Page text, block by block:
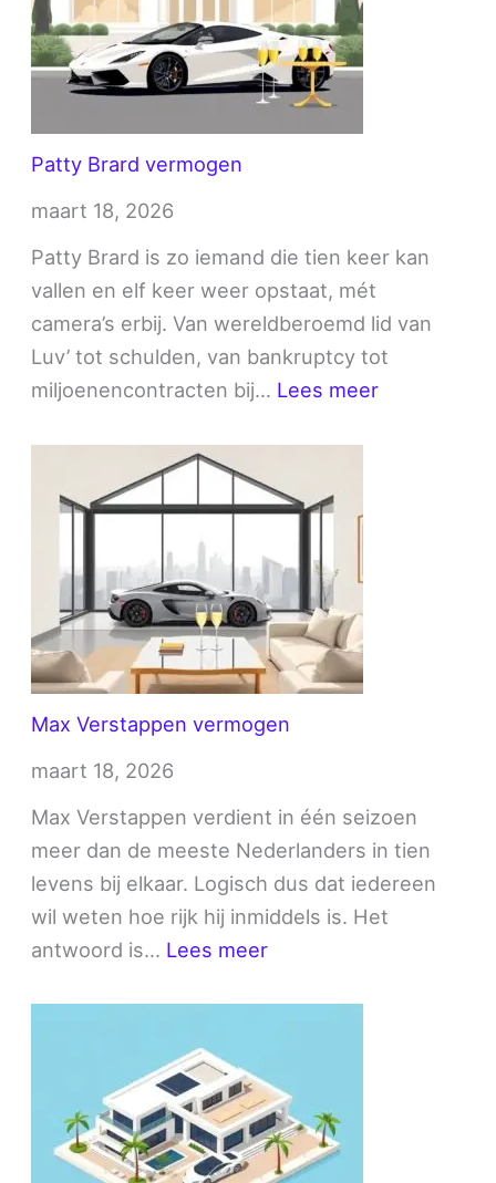
Patty Brard vermogen
maart 18, 2026
Patty Brard is zo iemand die tien keer kan
vallen en elf keer weer opstaat, mét
camera’s erbij. Van wereldberoemd lid van
Luv’ tot schulden, van bankruptcy tot
miljoenencontracten bij… Lees meer:
Max Verstappen vermogen
maart 18, 2026
Max Verstappen verdient in één seizoen
meer dan de meeste Nederlanders in tien
levens bij elkaar. Logisch dus dat iedereen
wil weten hoe rijk hij inmiddels is. Het
antwoord is… Lees meer: